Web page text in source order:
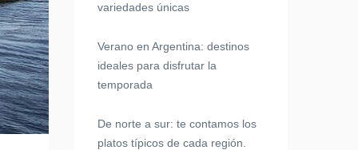
variedades únicas
Verano en Argentina: destinos
ideales para disfrutar la
temporada
De norte a sur: te contamos los
platos típicos de cada región.